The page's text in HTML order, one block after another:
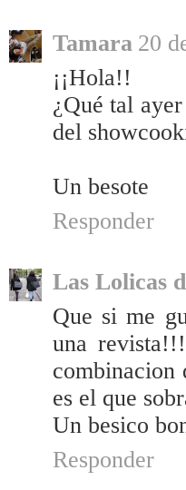
Tamara 20
¡¡Hola!!
¿Qué tal
del
Un besote
Responder
Las Lolicas
Que si me
una
combinacion
es el que
Un besico
Responder